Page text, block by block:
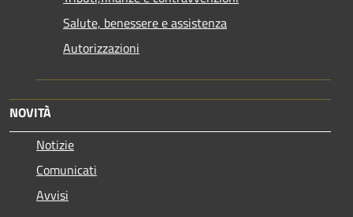
Salute, benessere e assistenza
Autorizzazioni
NOVITÀ
Notizie
Comunicati
Avvisi